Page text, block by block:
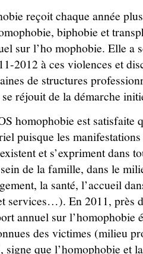
reçoit chaque année
biphobie et
sur l’ho mophobie. Elle a
2012 à ces violences et
de structures
réjouit de la démarche
homophobie est satisfaite
puisque les
et s’expriment dans
de la famille, dans le
la santé, l’accueil
services…). En 2011, près
annuel sur l’homophobie
des victimes (milieu
que l’homophobie et